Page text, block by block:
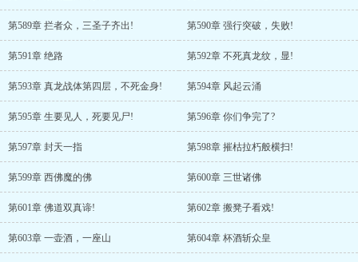
第589章 拦者众，三圣子齐出! 第590章 强行突破，失败!
第591章 绝路 第592章 不死真龙纹，显!
第593章 真龙战体第四层，不死金身! 第594章 风起云涌
第595章 生要见人，死要见尸! 第596章 你们争完了?
第597章 封天一指 第598章 摧枯拉朽般横扫!
第599章 西佛魔的佛 第600章 三世诸佛
第601章 佛道双真谛! 第602章 搬凳子看戏!
第603章 一壶酒，一座山 第604章 杯酒斩众皇